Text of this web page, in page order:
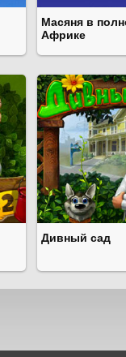
Масяня в
Африке
Дивный сад